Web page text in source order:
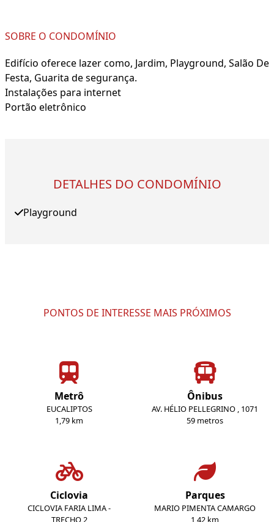
SOBRE O CONDOMÍNIO
Edifício oferece lazer como, Jardim, Playground, Salão De
Festa, Guarita de segurança.
Instalações para internet
Portão eletrônico
DETALHES DO CONDOMÍNIO
Playground
PONTOS DE INTERESSE MAIS PRÓXIMOS
Metrô
EUCALIPTOS
1,79 km
Ônibus
AV. HÉLIO PELLEGRINO , 1071
59 metros
Ciclovia
CICLOVIA FARIA LIMA -
TRECHO 2
Parques
MARIO PIMENTA CAMARGO
1,42 km